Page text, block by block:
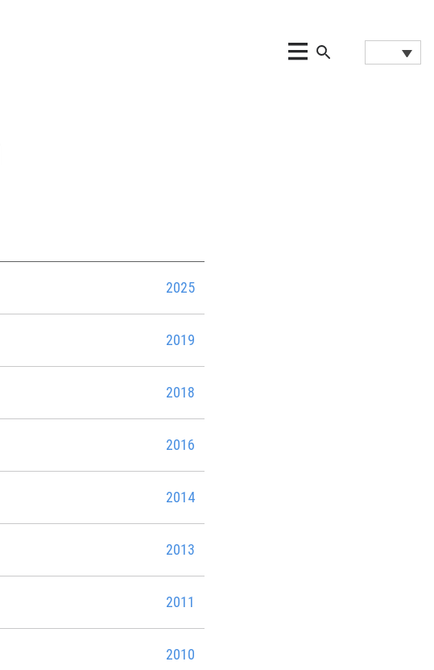
2025
2019
2018
2016
2014
2013
2011
2010